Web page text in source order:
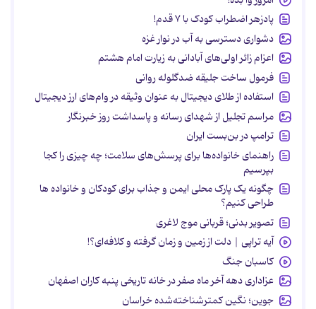
پادزهر اضطراب کودک با ۷ قدم!
دشواری دسترسی به آب در نوار غزه
اعزام زائر اولی‌های آبادانی به زیارت امام هشتم
فرمول ساخت جلیقه ضدگلوله روانی
استفاده از طلای دیجیتال به عنوان وثیقه در وام‌های ارز دیجیتال
مراسم تجلیل از شهدای رسانه و پاسداشت روز خبرنگار
ترامپ در بن‌بست ایران
راهنمای خانواده‌ها برای پرسش‌های سلامت؛ چه چیزی را کجا
بپرسیم
چگونه یک پارک محلی ایمن و جذاب برای کودکان و خانواده ها
طراحی کنیم؟
تصویر بدنی؛ قربانی موج لاغری
آیه تراپی | دلت از زمین و زمان گرفته و کلافه‌ای؟!
کاسبان جنگ
عزاداری دهه آخر ماه صفر در خانه تاریخی پنبه کاران اصفهان
جوین؛ نگین کمترشناخته‌شده خراسان